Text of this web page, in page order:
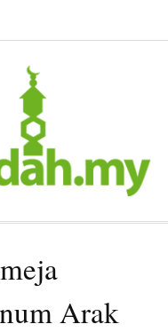
Arak